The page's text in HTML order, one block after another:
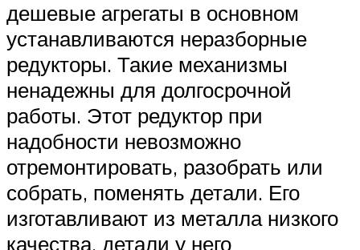
дешевые агрегаты в основном
устанавливаются неразборные
редукторы. Такие механизмы
ненадежны для долгосрочной
работы. Этот редуктор при
надобности невозможно
отремонтировать, разобрать или
собрать, поменять детали. Его
изготавливают из металла низкого
качества, детали у него